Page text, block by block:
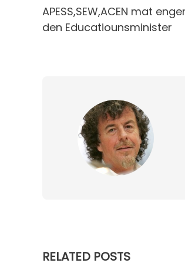
APESS,SEW,ACEN mat
den Educatiounsminister
RELATED POSTS